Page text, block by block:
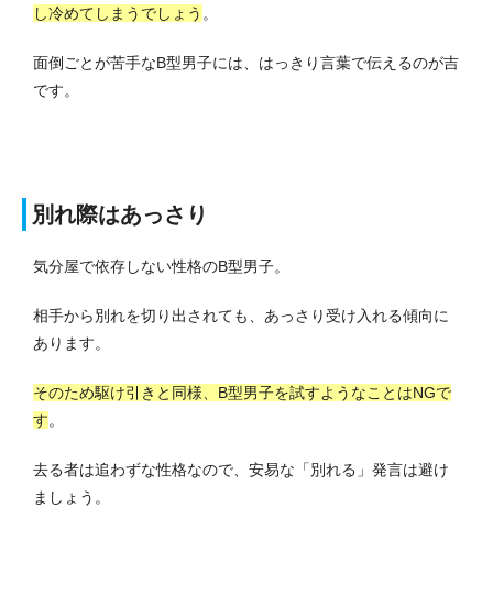
し冷めてしまうでしょう 。
面倒ごとが苦手なB型男子には、はっきり言葉で伝えるのが吉
です。
別れ際はあっさり
気分屋で依存しない性格のB型男子。
相手から別れを切り出されても、あっさり受け入れる傾向に
あります。
そのため駆け引きと同様、B型男子を試すようなことはNGで
す。
去る者は追わずな性格なので、安易な「別れる」発言は避け
ましょう。